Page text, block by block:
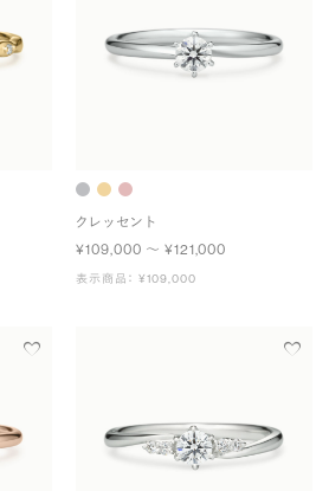
クレッセント
¥109,000 〜 ¥121,000
表示商品： ¥109,000